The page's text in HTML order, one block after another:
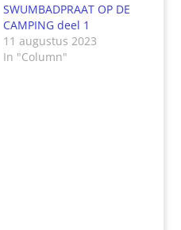
SWUMBADPRAAT OP DE
CAMPING deel 1
11 augustus 2023
In "Column"